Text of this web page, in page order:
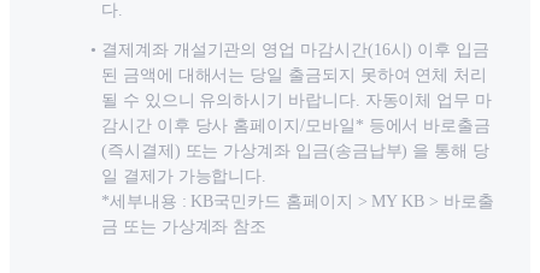
다.
결제계좌 개설기관의 영업 마감시간(16시) 이후 입금
된 금액에 대해서는 당일 출금되지 못하여 연체 처리
될 수 있으니 유의하시기 바랍니다. 자동이체 업무 마
감시간 이후 당사 홈페이지/모바일* 등에서 바로출금
(즉시결제) 또는 가상계좌 입금(송금납부) 을 통해 당
일 결제가 가능합니다.
*세부내용 : KB국민카드 홈페이지 > MY KB > 바로출
금 또는 가상계좌 참조